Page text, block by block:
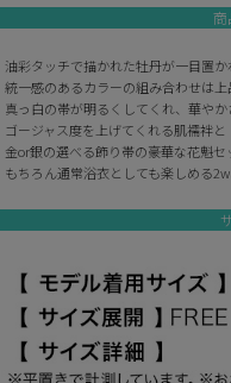
商
油彩タッチで描かれた牡丹が一目置
統一感のあるカラーの組み合わせは
真っ白の帯が明るくしてくれ、華や
ゴージャス度を上げてくれる肌襦袢と
金or銀の選べる飾り帯の豪華な花魁
もちろん通常浴衣としても楽しめる